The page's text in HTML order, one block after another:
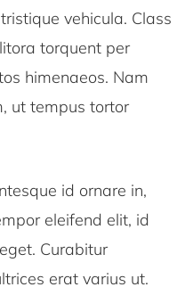
vehicula. Class
torquent per
himenaeos. Nam
ut tempus tortor
id ornare in,
eleifend elit, id
Curabitur
erat varius ut.